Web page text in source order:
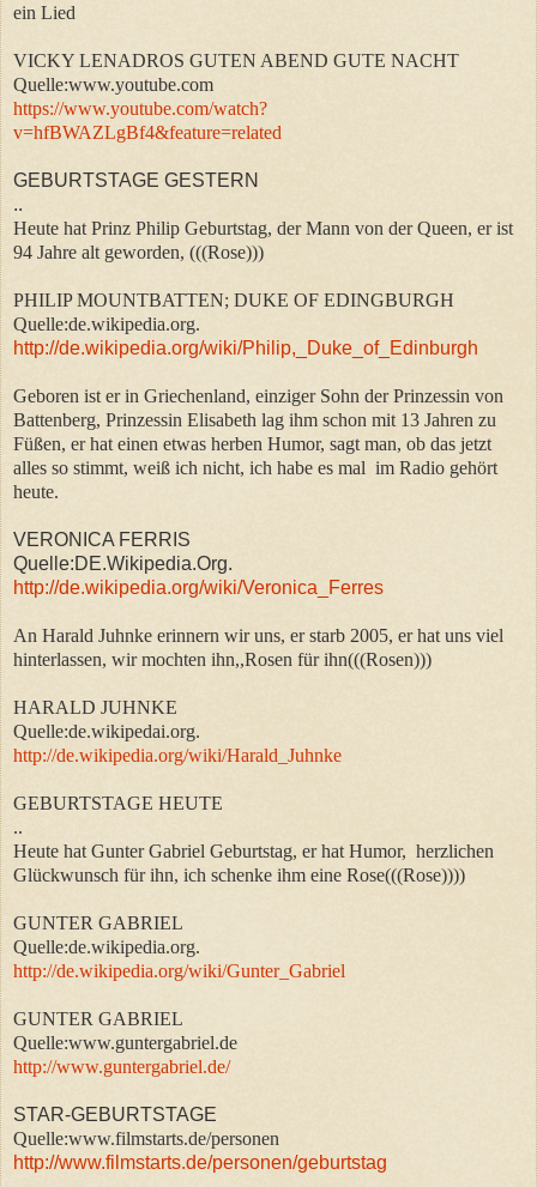
ein Lied
VICKY LENADROS GUTEN ABEND GUTE NACHT
Quelle:www.youtube.com
https://www.youtube.com/watch?
v=hfBWAZLgBf4&feature=related
GEBURTSTAGE GESTERN
..
Heute hat Prinz Philip Geburtstag, der Mann von der Queen, er ist
94 Jahre alt geworden, (((Rose)))
PHILIP MOUNTBATTEN; DUKE OF EDINGBURGH
Quelle:de.wikipedia.org.
http://de.wikipedia.org/wiki/Philip,_Duke_of_Edinburgh
Geboren ist er in Griechenland, einziger Sohn der Prinzessin von
Battenberg, Prinzessin Elisabeth lag ihm schon mit 13 Jahren zu
Füßen, er hat einen etwas herben Humor, sagt man, ob das jetzt
alles so stimmt, weiß ich nicht, ich habe es mal im Radio gehört
heute.
VERONICA FERRIS
Quelle:DE.Wikipedia.Org.
http://de.wikipedia.org/wiki/Veronica_Ferres
An Harald Juhnke erinnern wir uns, er starb 2005, er hat uns viel
hinterlassen, wir mochten ihn,,Rosen für ihn(((Rosen)))
HARALD JUHNKE
Quelle:de.wikipedai.org.
http://de.wikipedia.org/wiki/Harald_Juhnke
GEBURTSTAGE HEUTE
..
Heute hat Gunter Gabriel Geburtstag, er hat Humor, herzlichen
Glückwunsch für ihn, ich schenke ihm eine Rose(((Rose))))
GUNTER GABRIEL
Quelle:de.wikipedia.org.
http://de.wikipedia.org/wiki/Gunter_Gabriel
GUNTER GABRIEL
Quelle:www.guntergabriel.de
http://www.guntergabriel.de/
STAR-GEBURTSTAGE
Quelle:www.filmstarts.de/personen
http://www.filmstarts.de/personen/geburtstag